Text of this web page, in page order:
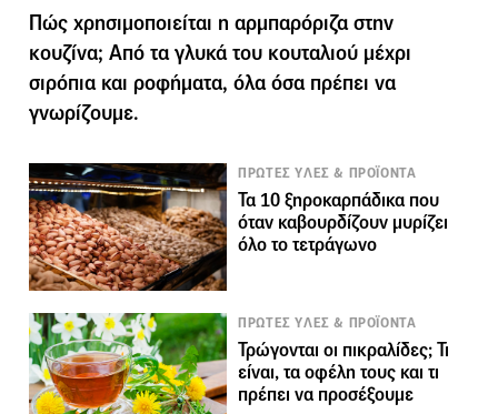
Πώς χρησιμοποιείται η αρμπαρόριζα στην
κουζίνα; Από τα γλυκά του κουταλιού μέχρι
σιρόπια και ροφήματα, όλα όσα πρέπει να
γνωρίζουμε.
ΠΡΩΤΕΣ ΥΛΕΣ & ΠΡΟΪΟΝΤΑ
Τα 10 ξηροκαρπάδικα που
όταν καβουρδίζουν μυρίζει
όλο το τετράγωνο
ΠΡΩΤΕΣ ΥΛΕΣ & ΠΡΟΪΟΝΤΑ
Τρώγονται οι πικραλίδες; Τι
είναι, τα οφέλη τους και τι
πρέπει να προσέξουμε